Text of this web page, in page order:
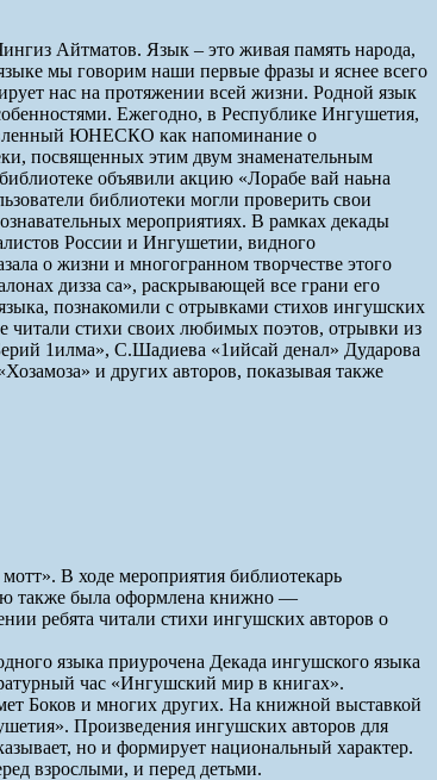
Айтматов. Язык – это живая память народа,
мы говорим наши первые фразы и яснее всего
нас на протяжении всей жизни. Родной язык
Ежегодно, в Республике Ингушетия,
ЮНЕСКО как напоминание о
посвященных этим двум знаменательным
объявили акцию «Лорабе вай наьна
библиотеки могли проверить свои
мероприятиях. В рамках декады
России и Ингушетии, видного
о жизни и многогранном творчестве этого
дизза са», раскрывающей все грани его
познакомили с отрывками стихов ингушских
читали стихи своих любимых поэтов, отрывки из
1илма», С.Шадиева «1ийсай денал» Дударова
и других авторов, показывая также
В ходе мероприятия библиотекарь
также была оформлена книжно —
ребята читали стихи ингушских авторов о
языка приурочена Декада ингушского языка
час «Ингушский мир в книгах».
Боков и многих других. На книжной выставкой
Произведения ингушских авторов для
но и формирует национальный характер.
взрослыми, и перед детьми.